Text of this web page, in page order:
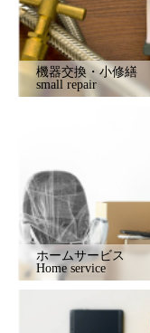
機器交換・小修繕
small repair
ホームサービス
Home service